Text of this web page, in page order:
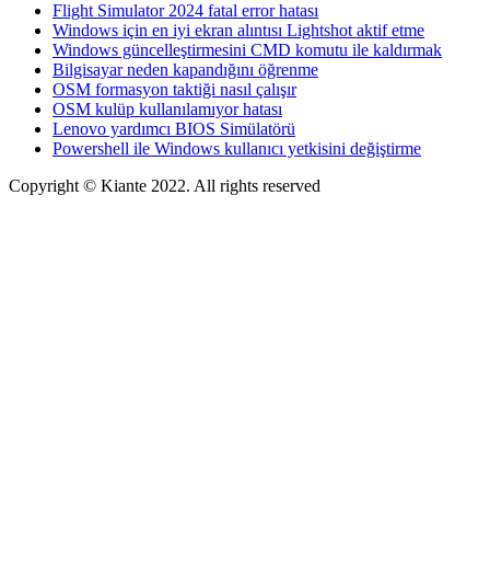
Flight Simulator 2024 fatal error hatası
Windows için en iyi ekran alıntısı Lightshot aktif etme
Windows güncelleştirmesini CMD komutu ile kaldırmak
Bilgisayar neden kapandığını öğrenme
OSM formasyon taktiği nasıl çalışır
OSM kulüp kullanılamıyor hatası
Lenovo yardımcı BIOS Simülatörü
Powershell ile Windows kullanıcı yetkisini değiştirme
Copyright © Kiante 2022. All rights reserved